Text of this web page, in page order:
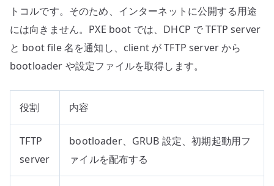
トコルです。そのため、インターネットに公開する用途
には向きません。PXE boot では、DHCP で TFTP server
と boot file 名を通知し、client が TFTP server から
bootloader や設定ファイルを取得します。
役割 内容
TFTP
server
bootloader、GRUB 設定、初期起動用フ
ァイルを配布する